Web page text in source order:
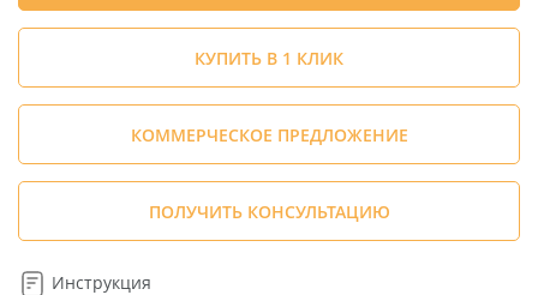
КУПИТЬ В 1 КЛИК
КОММЕРЧЕСКОЕ ПРЕДЛОЖЕНИЕ
ПОЛУЧИТЬ КОНСУЛЬТАЦИЮ
Инструкция